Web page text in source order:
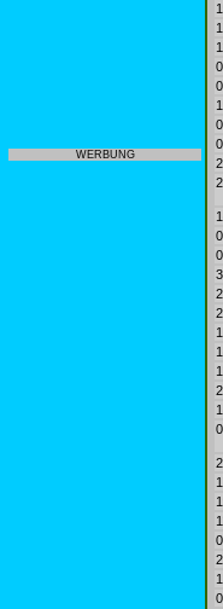
WERBUNG